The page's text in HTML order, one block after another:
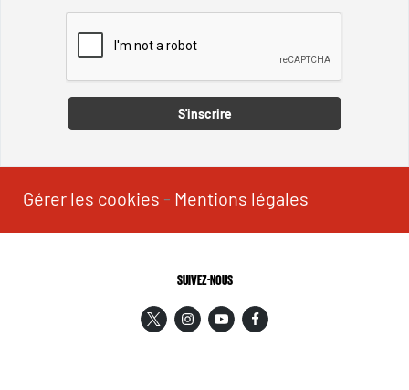
S'inscrire
Gérer les cookies - Mentions légales
SUIVEZ-NOUS